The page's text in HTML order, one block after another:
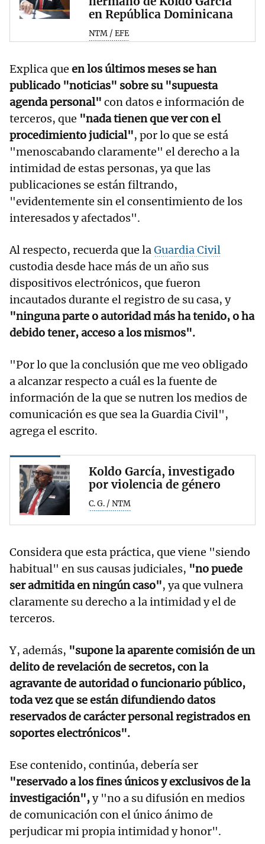
en República Dominicana
NTM / EFE
Explica que en los últimos meses se han
publicado "noticias" sobre su "supuesta
agenda personal" con datos e información de
terceros, que "nada tienen que ver con el
procedimiento judicial", por lo que se está
"menoscabando claramente" el derecho a la
intimidad de estas personas, ya que las
publicaciones se están filtrando,
"evidentemente sin el consentimiento de los
interesados y afectados".
Al respecto, recuerda que laGuardia Civil
custodia desde hace más de un año sus
dispositivos electrónicos, que fueron
incautados durante el registro de su casa, y
"ninguna parte o autoridad más ha tenido, o ha
debido tener, acceso a los mismos".
"Por lo que la conclusión que me veo obligado
a alcanzar respecto a cuál es la fuente de
información de la que se nutren los medios de
comunicación es que sea la Guardia Civil",
agrega el escrito.
Koldo García, investigado
por violencia de género
C. G. / NTM
Considera que esta práctica, que viene "siendo
habitual" en sus causas judiciales, "no puede
ser admitida en ningún caso", ya que vulnera
claramente su derecho a la intimidad y el de
terceros.
Y, además, "supone la aparente comisión de un
delito de revelación de secretos, con la
agravante de autoridad o funcionario público,
toda vez que se están difundiendo datos
reservados de carácter personal registrados en
soportes electrónicos".
Ese contenido, continúa, debería ser
"reservado a los fines únicos y exclusivos de la
investigación",y "no a su difusión en medios
de comunicación con el único ánimo de
perjudicar mi propia intimidad y honor".